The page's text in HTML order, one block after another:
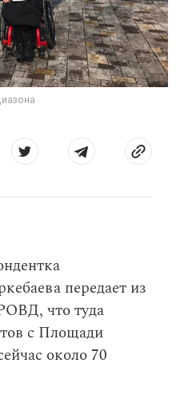
передает из
что туда
с Площади
около 70